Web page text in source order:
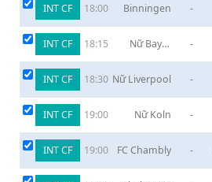
INT CF 18:00 Binningen -
INT CF 18:15
Nữ Bayer
-
INT CF 18:30 Nữ Liverpool -
INT CF 19:00 Nữ Koln -
INT CF 19:00 FC Chambly -